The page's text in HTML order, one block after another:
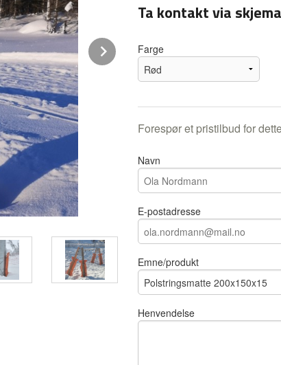
Polstring slalåmbakke
Next
Ta kontakt via
Farge
Forespør et pristilbud for
Navn
E-postadresse
Emne/produkt
Henvendelse